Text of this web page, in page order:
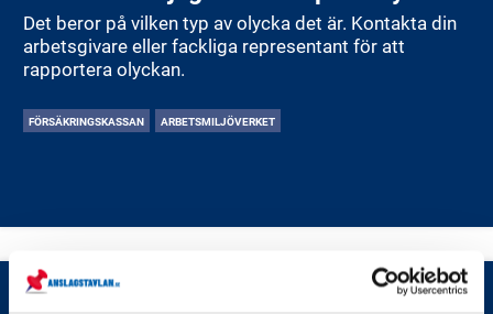
Det beror på vilken typ av olycka det är. Kontakta din
arbetsgivare eller fackliga representant för att
rapportera olyckan.
FÖRSÄKRINGSKASSAN ARBETSMILJÖVERKET